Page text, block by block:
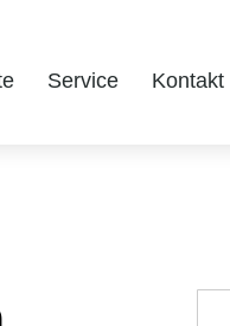
Service Kontakt